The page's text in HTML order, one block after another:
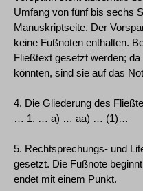
Umfang von fünf bis sechs
Manuskriptseite. Der
keine Fußnoten enthalten.
Fließtext gesetzt werden;
könnten, sind sie auf das
4. Die Gliederung des
… 1. … a) … aa) … (1)…
5. Rechtsprechungs- und
gesetzt. Die Fußnote
endet mit einem Punkt.